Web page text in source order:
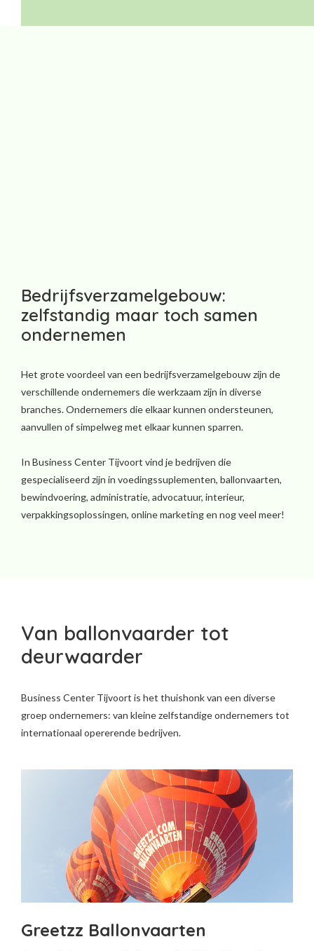
Bedrijfsverzamelgebouw:
zelfstandig maar toch samen
ondernemen
Het grote voordeel van een bedrijfsverzamelgebouw zijn de
verschillende ondernemers die werkzaam zijn in diverse
branches. Ondernemers die elkaar kunnen ondersteunen,
aanvullen of simpelweg met elkaar kunnen sparren.
In Business Center Tijvoort vind je bedrijven die
gespecialiseerd zijn in voedingssuplementen, ballonvaarten,
bewindvoering, administratie, advocatuur, interieur,
verpakkingsoplossingen, online marketing en nog veel meer!
Van ballonvaarder tot
deurwaarder
Business Center Tijvoort is het thuishonk van een diverse
groep ondernemers: van kleine zelfstandige ondernemers tot
internationaal opererende bedrijven.
Greetzz Ballonvaarten